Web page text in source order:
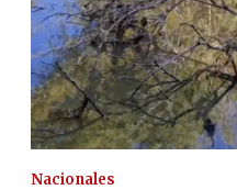
Nacionales